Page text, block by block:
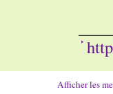
Afficher les